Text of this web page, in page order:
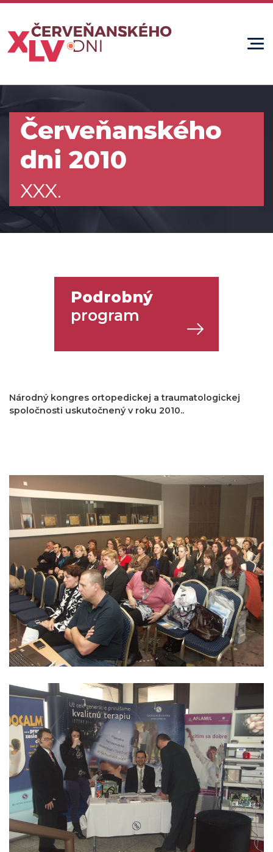
Červeňanského
dni 2010
XXX.
Podrobný
program
Národný kongres ortopedickej a traumatologickej
spoločnosti uskutočnený v roku 2010..